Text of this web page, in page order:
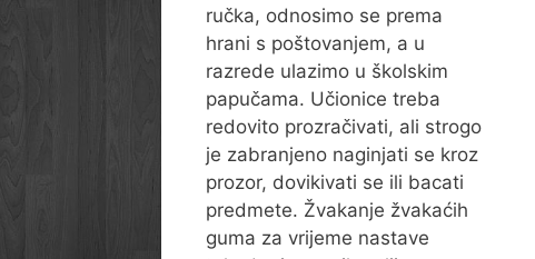
ručka, odnosimo se prema
hrani s poštovanjem, a u
razrede ulazimo u školskim
papučama. Učionice treba
redovito prozračivati, ali strogo
je zabranjeno naginjati se kroz
prozor, dovikivati se ili bacati
predmete. Žvakanje žvakaćih
guma za vrijeme nastave